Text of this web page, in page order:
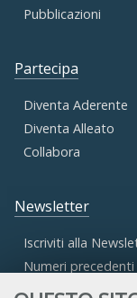
Pubblicazioni
Partecipa
Diventa Aderente
Diventa Alleato
Collabora
Newsletter
Iscriviti alla
Numeri precedenti